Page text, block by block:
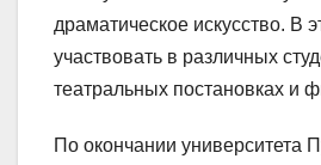
драматическое искусство. В
участвовать в различных
театральных постановках и
По окончании университета